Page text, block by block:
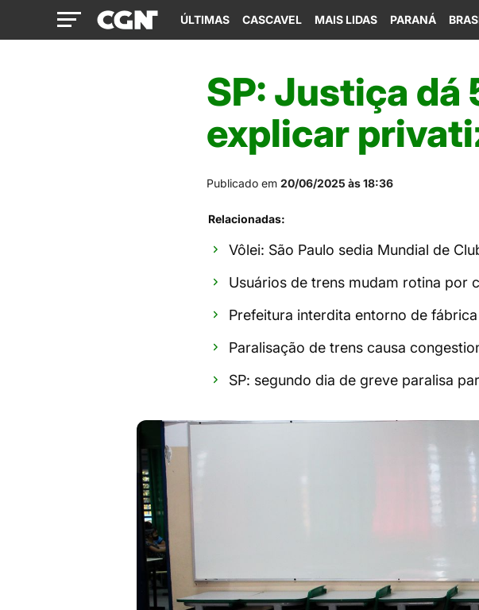
ÚLTIMAS CASCAVEL MAIS LIDAS PARANÁ
SP: Justiça dá
explicar
Publicado em 20/06/2025 às 18:36
Relacionadas:
Vôlei: São Paulo sedia Mundial de
Usuários de trens mudam rotina por
Prefeitura interdita entorno de
Paralisação de trens causa
SP: segundo dia de greve paralisa